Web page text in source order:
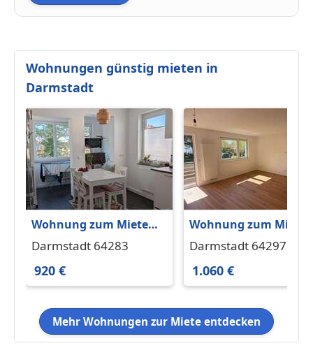
Wohnungen günstig mieten in
Darmstadt
Wohnung zum Mieten
in Darmstadt 920 € 61
Darmstadt 64283
920 €
Wohnung zum Mieten
in Darmstadt 1.060 €
Darmstadt 64297
1.060 €
Mehr Wohnungen zur Miete entdecken